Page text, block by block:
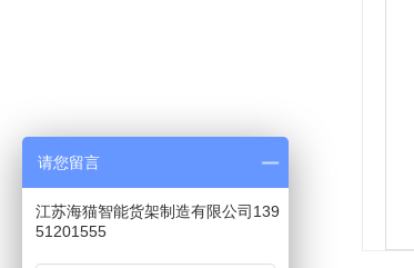
请您留言
江苏海猫智能货架制造有限公司139
51201555